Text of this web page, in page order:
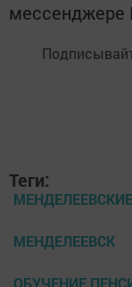
мессенджере
Теги:
МЕНДЕЛЕЕВСК
ОБУЧЕНИЕ